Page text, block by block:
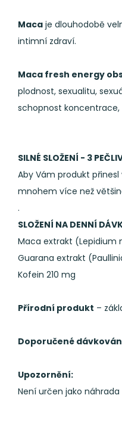
Maca je dlouhodobě
intimní zdraví.
Maca fresh energy
plodnost, sexualitu,
schopnost koncentrace,
SILNÉ SLOŽENÍ - 3
Aby Vám produkt
mnohem více než
.
SLOŽENÍ NA DENNÍ
Maca extrakt (Lepidium
Guarana extrakt
Kofein 210 mg
Přírodní produkt –
Doporučené
Upozornění:
Není určen jako